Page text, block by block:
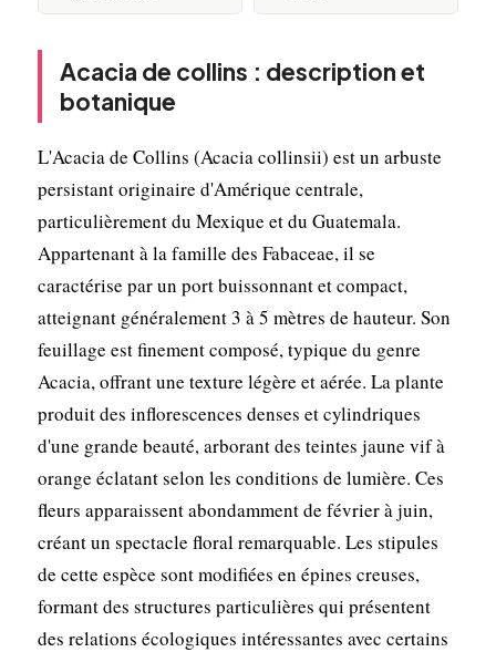
Acacia de collins : description et
botanique
L'Acacia de Collins (Acacia collinsii) est un arbuste
persistant originaire d'Amérique centrale,
particulièrement du Mexique et du Guatemala.
Appartenant à la famille des Fabaceae, il se
caractérise par un port buissonnant et compact,
atteignant généralement 3 à 5 mètres de hauteur. Son
feuillage est finement composé, typique du genre
Acacia, offrant une texture légère et aérée. La plante
produit des inflorescences denses et cylindriques
d'une grande beauté, arborant des teintes jaune vif à
orange éclatant selon les conditions de lumière. Ces
fleurs apparaissent abondamment de février à juin,
créant un spectacle floral remarquable. Les stipules
de cette espèce sont modifiées en épines creuses,
formant des structures particulières qui présentent
des relations écologiques intéressantes avec certains